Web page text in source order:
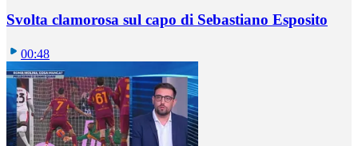
Svolta clamorosa sul capo di Sebastiano Esposito
00:48